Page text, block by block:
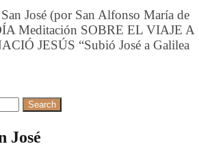
José (por San Alfonso María de
Meditación SOBRE EL VIAJE A
JESÚS “Subió José a Galilea
José